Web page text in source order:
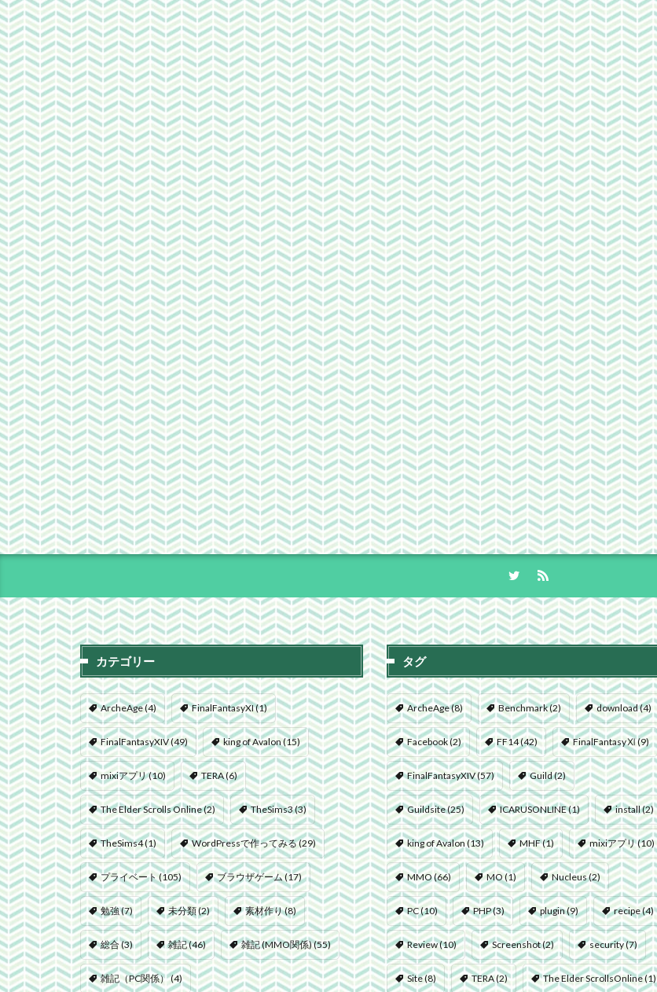
カテゴリー
ArcheAge(4) FinalFantasyXI(1)
FinalFantasyXIV(49) king of Avalon(15)
mixiアプリ(10) TERA(6)
The Elder Scrolls Online(2) TheSims3(3)
TheSims4(1) WordPressで作ってみる(29)
プライベート(105) ブラウザゲーム(17)
勉強(7) 未分類(2) 素材作り(8)
総合(3) 雑記(46) 雑記 (MMO関係)(55)
雑記（PC関係）(4)
タグ
ArcheAge(8) Benchmark(2) download(4)
Facebook(2) FF14(42) FinalFantasyⅪ(9)
FinalFantasyXIV(57) Guild(2)
Guildsite(25) ICARUSONLINE(1) install(2)
king of Avalon(13) MHF(1) mixiアプリ(10)
MMO(66) MO(1) Nucleus(2)
PC(10) PHP(3) plugin(9) recipe(4)
Review(10) Screenshot(2) security(7)
Site(8) TERA(2) The Elder ScrollsOnline(1)